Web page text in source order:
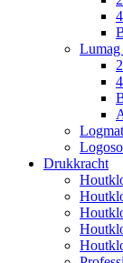
Drukkracht